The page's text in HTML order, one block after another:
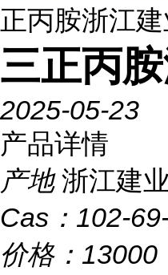
正丙胺浙江
三正丙
2025-05-23
产品详情
产地 浙江建业
Cas： 102-
价格： 13000